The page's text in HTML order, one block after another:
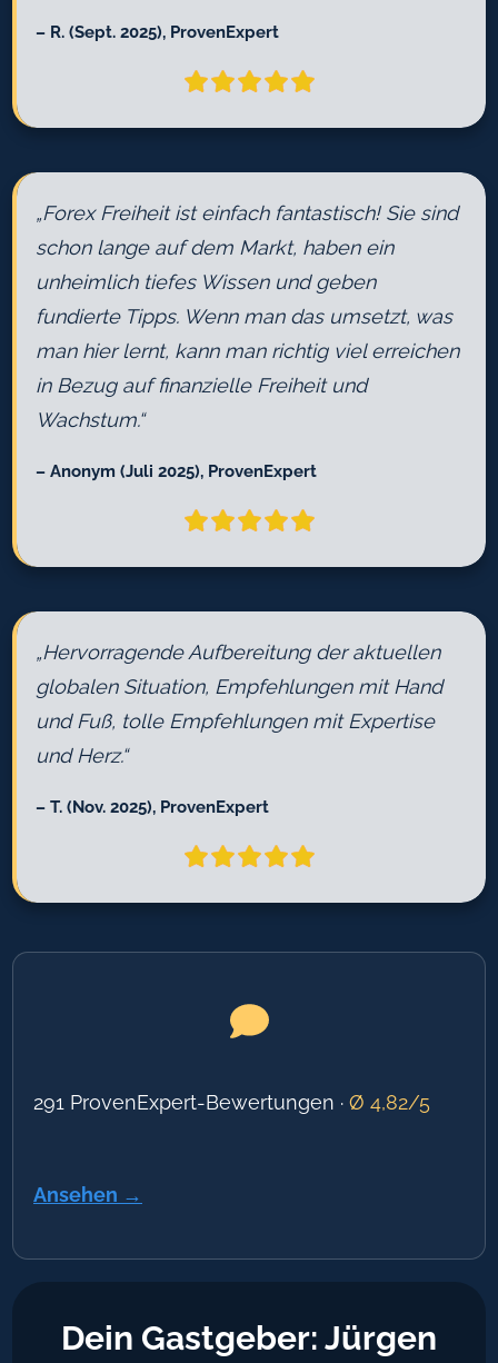
– R. (Sept. 2025), ProvenExpert
„Forex Freiheit ist einfach fantastisch! Sie sind
schon lange auf dem Markt, haben ein
unheimlich tiefes Wissen und geben
fundierte Tipps. Wenn man das umsetzt, was
man hier lernt, kann man richtig viel erreichen
in Bezug auf finanzielle Freiheit und
Wachstum.“
– Anonym (Juli 2025), ProvenExpert
„Hervorragende Aufbereitung der aktuellen
globalen Situation, Empfehlungen mit Hand
und Fuß, tolle Empfehlungen mit Expertise
und Herz.“
– T. (Nov. 2025), ProvenExpert
291 ProvenExpert-Bewertungen · Ø 4,82/5
Ansehen →
Dein Gastgeber: Jürgen